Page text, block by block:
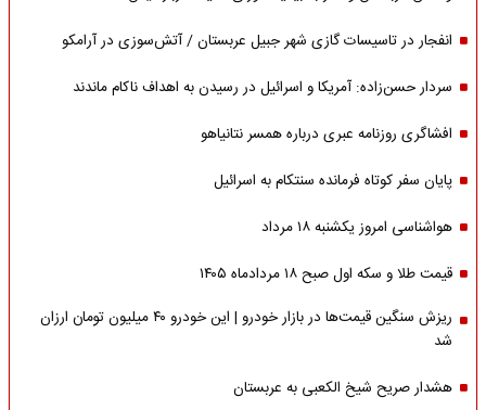
انفجار در تاسیسات گازی شهر جبیل عربستان / آتش‌سوزی در آرامکو
سردار حسن‌زاده: آمریکا و اسرائیل در رسیدن به اهداف ناکام ماندند
افشاگری روزنامه عبری درباره همسر نتانیاهو
پایان سفر کوتاه فرمانده سنتکام به اسرائیل
هواشناسی امروز یکشنبه ۱۸ مرداد
قیمت طلا و سکه اول صبح ۱۸ مردادماه ۱۴۰۵
ریزش سنگین قیمت‌ها در بازار خودرو | این خودرو ۴۰ میلیون تومان ارزان
شد
هشدار صریح شیخ الکعبی به عربستان